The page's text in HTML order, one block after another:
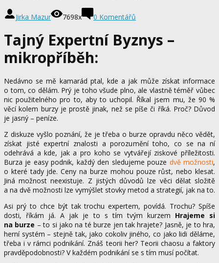
Jirka Mazur 7698x 0 Komentářů
Tajný Expertní Byznys –
mikropříběh:
Nedávno se mě kamarád ptal, kde a jak může získat informace
o tom, co dělám. Prý je toho všude plno, ale vlastně téměř vůbec
nic použitelného pro to, aby to uchopil. Říkal jsem mu, že 90 %
věcí kolem burzy je prostě jinak, než se píše či říká. Proč? Důvod
je jasný – peníze.
Z diskuze vyšlo poznání, že je třeba o burze opravdu něco vědět,
získat jisté expertní znalosti a porozumění toho, co se na ní
odehrává a kde, jak a pro koho se vytvářejí ziskové příležitosti.
Burza je easy podnik, každý den sledujeme pouze dvě možnosti,
o které tady jde. Ceny na burze mohou pouze růst, nebo klesat.
Jiná možnost neexistuje. Z jistých důvodů lze věci dělat složitě
a na dvě možnosti lze vymýšlet stovky metod a strategií, jak na to.
Asi prý to chce být tak trochu expertem, povídá. Trochu? Spíše
dosti, říkám já. A jak je to s tím tvým kurzem Hrajeme si
na burze – to si jako na té burze jen tak hrajete? Jasně, je to hra,
herní systém – stejně tak, jako cokoliv jiného, co jako lidi děláme,
třeba i v rámci podnikání. Znáš teorii her? Teorii chaosu a faktory
pravděpodobnosti? V každém podnikání se s tím musí počítat.